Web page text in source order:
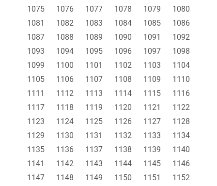
1075
1076 1077 1078 1079
1080
1081
1082 1083 1084 1085
1086
1087
1088 1089 1090 1091
1092
1093
1094 1095 1096 1097
1098
1099
1100 1101 1102 1103
1104
1105
1106 1107 1108 1109
1110
1111
1112 1113 1114 1115
1116
1117
1118 1119 1120 1121
1122
1123
1124 1125 1126 1127
1128
1129
1130 1131 1132 1133
1134
1135
1136 1137 1138 1139
1140
1141
1142 1143 1144 1145
1146
1147
1148 1149 1150 1151 1152